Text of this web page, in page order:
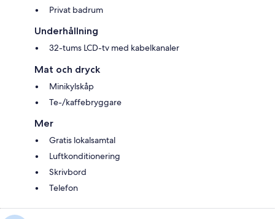
Privat badrum
Underhållning
32-tums LCD-tv med kabelkanaler
Mat och dryck
Minikylskåp
Te-/kaffebryggare
Mer
Gratis lokalsamtal
Luftkonditionering
Skrivbord
Telefon